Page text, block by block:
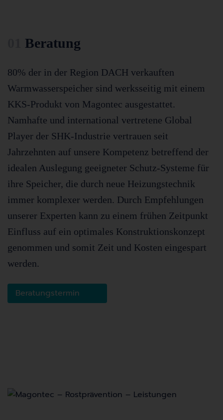
Beratung
80% der in der Region DACH verkauften
Warmwasserspeicher sind werksseitig mit einem
KKS-Produkt von Magontec ausgestattet.
Namhafte und international vertretene Global
Player der SHK-Industrie vertrauen seit
Jahrzehnten auf unsere Kompetenz betreffend der
idealen Auslegung geeigneter Schutz-Systeme für
ihre Speicher, die durch neue Heizungstechnik
immer komplexer werden. Durch Empfehlungen
unserer Experten kann zu einem frühen Zeitpunkt
Einfluss auf ein optimales Konstruktionskonzept
genommen und somit Zeit und Kosten eingespart
werden.
Beratungstermin